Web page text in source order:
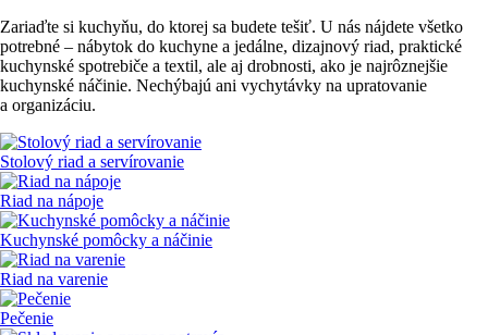
Zariaďte si kuchyňu, do ktorej sa budete tešiť. U nás nájdete všetko
potrebné – nábytok do kuchyne a jedálne, dizajnový riad, praktické
kuchynské spotrebiče a textil, ale aj drobnosti, ako je najrôznejšie
kuchynské náčinie. Nechýbajú ani vychytávky na upratovanie
a organizáciu.
Stolový riad a servírovanie
Riad na nápoje
Kuchynské pomôcky a náčinie
Riad na varenie
Pečenie